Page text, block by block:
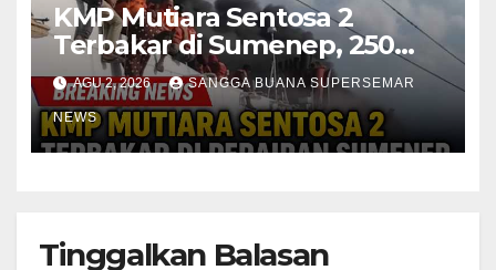
KMP Mutiara Sentosa 2
Terbakar di Sumenep, 250
Penumpang Dievakuasi
AGU 2, 2026 SANGGA BUANA SUPERSEMAR
NEWS
Tinggalkan Balasan